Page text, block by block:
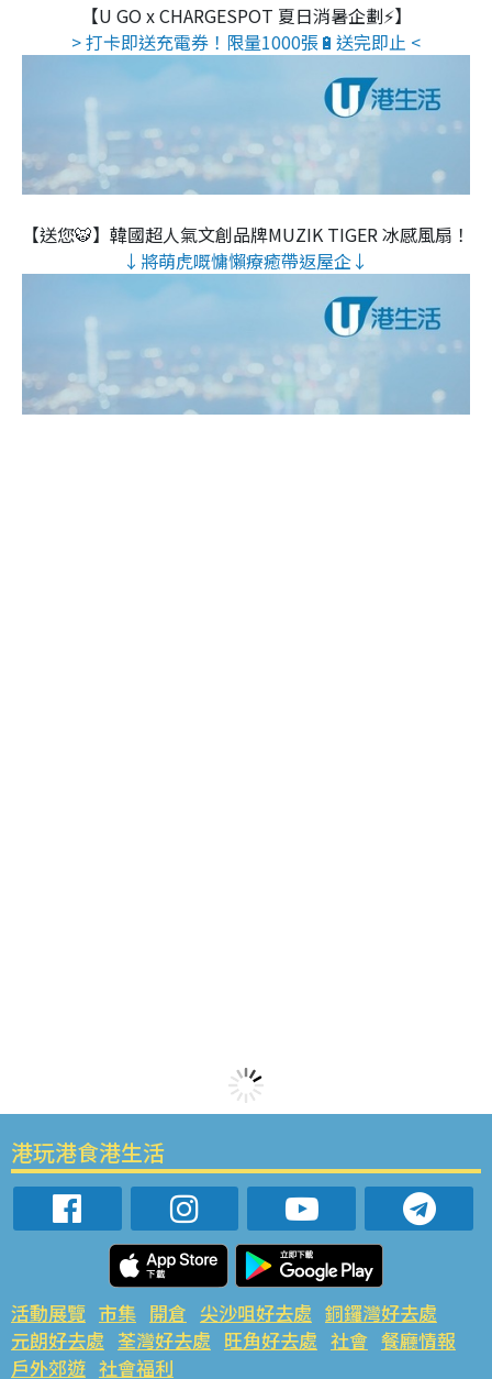
【U GO x CHARGESPOT 夏日消暑企劃⚡】
> 打卡即送充電券！限量1000張🔋送完即止 <
【送您🐯】韓國超人氣文創品牌MUZIK TIGER 冰感風扇！
↓將萌虎嘅慵懶療癒帶返屋企↓
港玩港食港生活
活動展覽 市集 開倉 尖沙咀好去處 銅鑼灣好去處
元朗好去處 荃灣好去處 旺角好去處 社會 餐廳情報
戶外郊遊 社會福利